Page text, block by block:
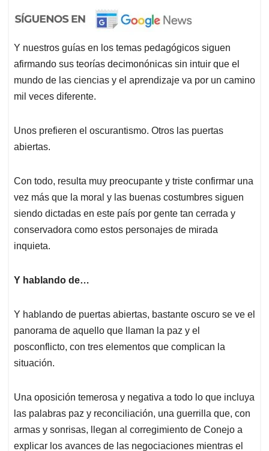
Y nuestros guías en los temas pedagógicos siguen
afirmando sus teorías decimonónicas sin intuir que el
mundo de las ciencias y el aprendizaje va por un camino
mil veces diferente.
Unos prefieren el oscurantismo. Otros las puertas
abiertas.
Con todo, resulta muy preocupante y triste confirmar una
vez más que la moral y las buenas costumbres siguen
siendo dictadas en este país por gente tan cerrada y
conservadora como estos personajes de mirada
inquieta.
Y hablando de…
Y hablando de puertas abiertas, bastante oscuro se ve el
panorama de aquello que llaman la paz y el
posconflicto, con tres elementos que complican la
situación.
Una oposición temerosa y negativa a todo lo que incluya
las palabras paz y reconciliación, una guerrilla que, con
armas y sonrisas, llegan al corregimiento de Conejo a
explicar los avances de las negociaciones mientras el